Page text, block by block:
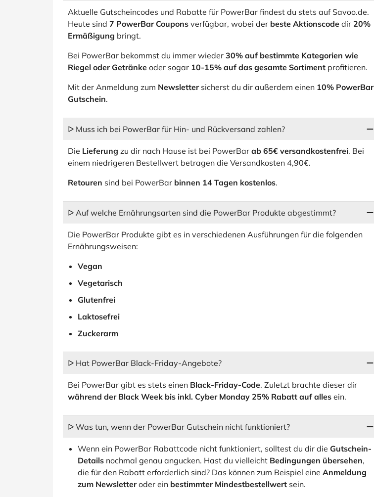
Aktuelle Gutscheincodes und Rabatte für PowerBar findest du stets auf Savoo.de.
Heute sind 7 PowerBar Coupons verfügbar, wobei der beste Aktionscode dir 20%
Ermäßigung bringt.
Bei PowerBar bekommst du immer wieder 30% auf bestimmte Kategorien wie
Riegel oder Getränke oder sogar 10-15% auf das gesamte Sortiment profitieren.
Mit der Anmeldung zum Newslettersicherst du dir außerdem einen 10% PowerBar
Gutschein.
ᐅ Muss ich bei PowerBar für Hin- und Rückversand zahlen?
Die Lieferung zu dir nach Hause ist bei PowerBar ab 65€ versandkostenfrei. Bei
einem niedrigeren Bestellwert betragen die Versandkosten 4,90€.
Retouren sind bei PowerBar binnen 14 Tagen kostenlos.
ᐅ Auf welche Ernährungsarten sind die PowerBar Produkte abgestimmt?
Die PowerBar Produkte gibt es in verschiedenen Ausführungen für die folgenden
Ernährungsweisen:
Vegan
Vegetarisch
Glutenfrei
Laktosefrei
Zuckerarm
ᐅ Hat PowerBar Black-Friday-Angebote?
Bei PowerBar gibt es stets einen Black-Friday-Code. Zuletzt brachte dieser dir
während der Black Week bis inkl. Cyber Monday 25% Rabatt auf alles ein.
ᐅ Was tun, wenn der PowerBar Gutschein nicht funktioniert?
Wenn ein PowerBar Rabattcode nicht funktioniert, solltest du dir die Gutschein-
Details nochmal genau angucken. Hast du vielleicht Bedingungen übersehen,
die für den Rabatt erforderlich sind? Das können zum Beispiel eine Anmeldung
zum Newsletteroder ein bestimmter Mindestbestellwert sein.